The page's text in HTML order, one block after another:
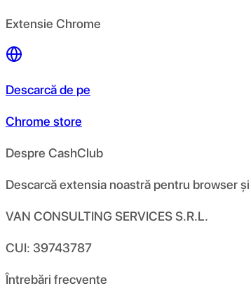
Extensie Chrome
Descarcă de pe
Chrome store
Despre CashClub
Descarcă extensia noastră pentru browser
VAN CONSULTING SERVICES S.R.L.
CUI: 39743787
Întrebări frecvente